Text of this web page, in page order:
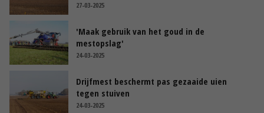
27-03-2025
'Maak gebruik van het goud in de
mestopslag'
24-03-2025
Drijfmest beschermt pas gezaaide uien
tegen stuiven
24-03-2025